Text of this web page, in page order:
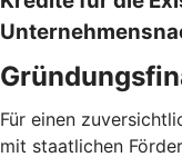
Für einen
mit staatlichen